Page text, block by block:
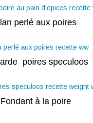
perlé aux poires
poires speculoos
Fondant à la poire